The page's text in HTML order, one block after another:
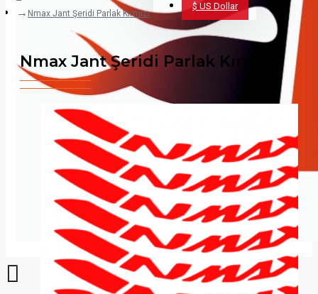
$ US Dollar
Nmax Jant Şeridi Parlak Kırmızı
Nmax Jant Şeridi Parlak Kırmızı